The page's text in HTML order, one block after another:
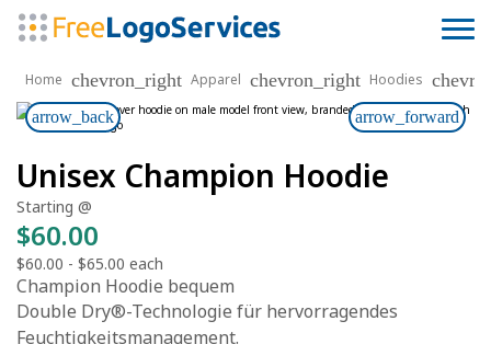
Home chevron_right Apparel chevron_right Hoodies
arrow_back arrow_forward
Unisex Champion Hoodie
Starting @
$60.00
$60.00 - $65.00 each
Champion Hoodie bequem
Double Dry®-Technologie für hervorragendes
Feuchtigkeitsmanagement.